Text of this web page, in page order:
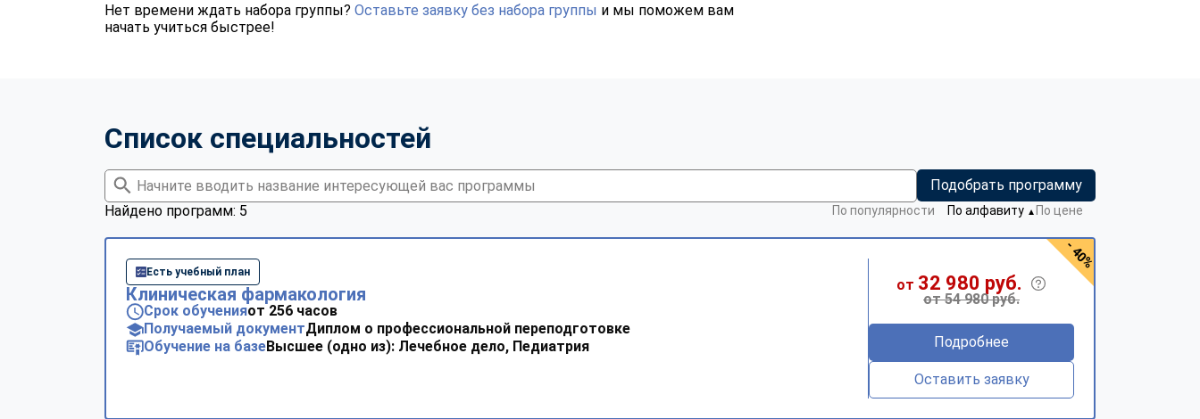
Нет времени ждать набора группы? Оставьте заявку без набора группы и мы поможем вам
начать учиться быстрее!
Список специальностей
Подобрать программу
Найдено программ: 5
По популярности По алфавиту ▼ По цене
Есть учебный план
Клиническая фармакология
Срок обученияот 256 часов
Получаемый документДиплом о профессиональной переподготовке
Обучение на базеВысшее (одно из): Лечебное дело, Педиатрия
от 32 980 руб.
от 54 980 руб.
Подробнее
Оставить заявку
- 40%